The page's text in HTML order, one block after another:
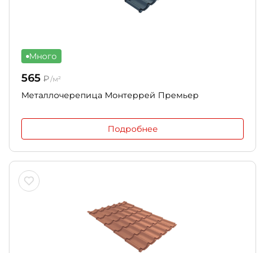
Много
565 ₽/м²
Металлочерепица Монтеррей Премьер
Подробнее